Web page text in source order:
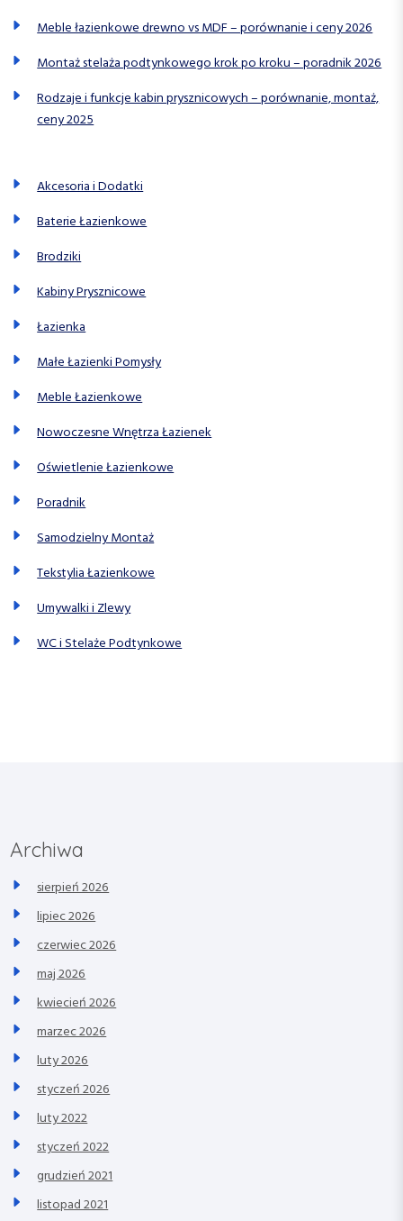
Meble łazienkowe drewno vs MDF – porównanie i ceny 2026
Montaż stelaża podtynkowego krok po kroku – poradnik 2026
Rodzaje i funkcje kabin prysznicowych – porównanie, montaż,
ceny 2025
Akcesoria i Dodatki
Baterie Łazienkowe
Brodziki
Kabiny Prysznicowe
Łazienka
Małe Łazienki Pomysły
Meble Łazienkowe
Nowoczesne Wnętrza Łazienek
Oświetlenie Łazienkowe
Poradnik
Samodzielny Montaż
Tekstylia Łazienkowe
Umywalki i Zlewy
WC i Stelaże Podtynkowe
Archiwa
sierpień 2026
lipiec 2026
czerwiec 2026
maj 2026
kwiecień 2026
marzec 2026
luty 2026
styczeń 2026
luty 2022
styczeń 2022
grudzień 2021
listopad 2021